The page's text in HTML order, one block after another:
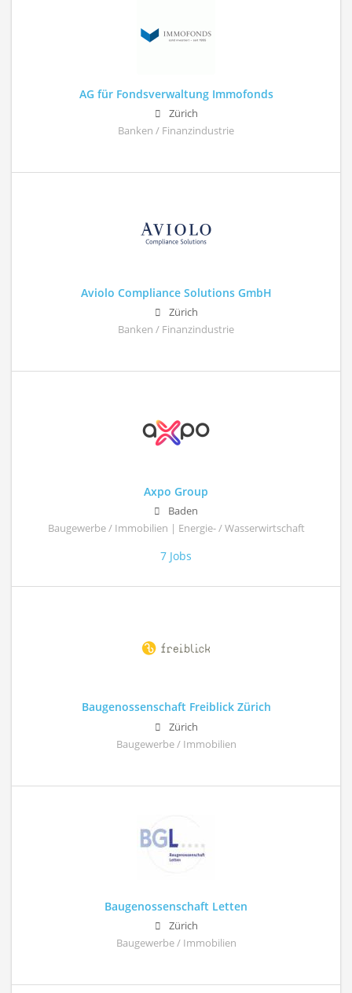
AG für Fondsverwaltung Immofonds
Zürich
Banken / Finanzindustrie
Aviolo Compliance Solutions GmbH
Zürich
Banken / Finanzindustrie
Axpo Group
Baden
Baugewerbe / Immobilien | Energie- / Wasserwirtschaft
7 Jobs
Baugenossenschaft Freiblick Zürich
Zürich
Baugewerbe / Immobilien
Baugenossenschaft Letten
Zürich
Baugewerbe / Immobilien